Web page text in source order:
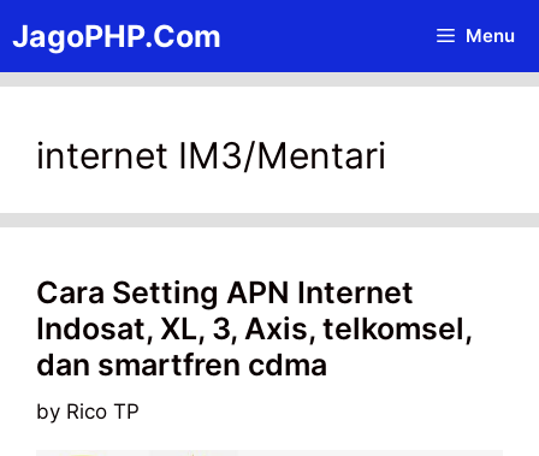
to
content
JagoPHP.Com Menu
internet IM3/Mentari
Cara Setting APN Internet
Indosat, XL, 3, Axis, telkomsel,
dan smartfren cdma
by Rico TP